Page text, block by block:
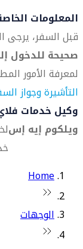
المعلومات
قبل السفر، يرجى
صحيحة للدخول
لمعرفة الأمور
التأشيرة وجواز
وكيل خدمات
ويلكوم إيه إس
Home
الوجهات